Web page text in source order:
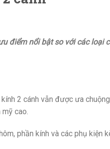
điểm nổi bật so với các loại
2 cánh vẫn được ưa
cao.
phần kính và các phụ kiện